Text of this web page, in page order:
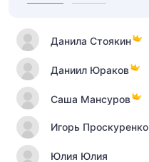
Данила Стоякин
Даниил Юраков
Саша Мансуров
Игорь Проскуренко
Юлия Юлия